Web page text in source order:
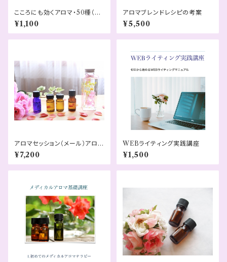
こころにも効くアロマ・50種（P
DF）
¥1,100
アロマブレンドレシピの考案
¥5,500
アロマセッション（メール）アロマ
付き
¥7,200
WEBライティング実践講座
¥1,500